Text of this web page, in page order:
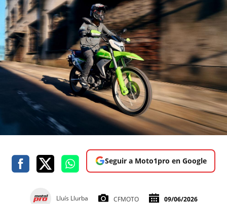
Seguir a Moto1pro en Google
Lluís Llurba CFMOTO 09/06/2026